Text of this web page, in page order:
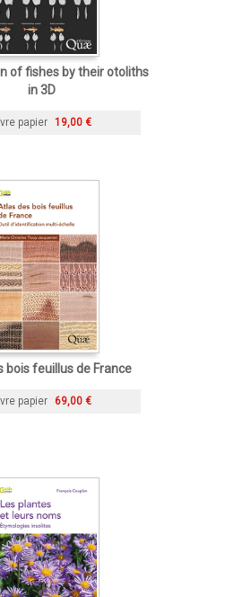
of fishes by their otoliths
in 3D
papier 19,00 €
bois feuillus de France
papier 69,00 €